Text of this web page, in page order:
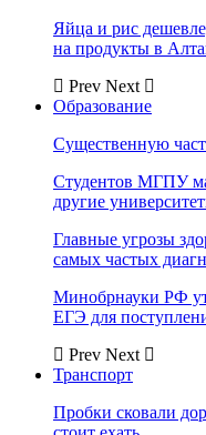
Яйца и рис
на продукты в
Prev Next
Образование
Существенную
Студентов МГПУ
другие
Главные угрозы
самых частых
Минобрнауки РФ
ЕГЭ для
Prev Next
Транспорт
Пробки сковали